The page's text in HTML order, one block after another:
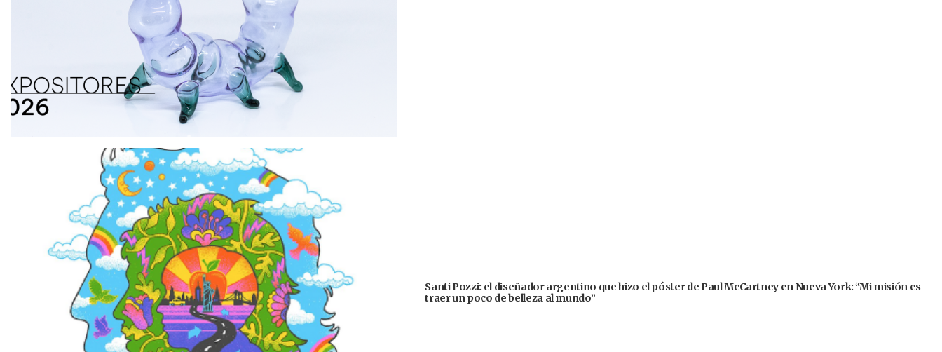
Santi Pozzi: el diseñador argentino que hizo el póster de Paul McCartney en Nueva York: “Mi misión es
traer un poco de belleza al mundo”